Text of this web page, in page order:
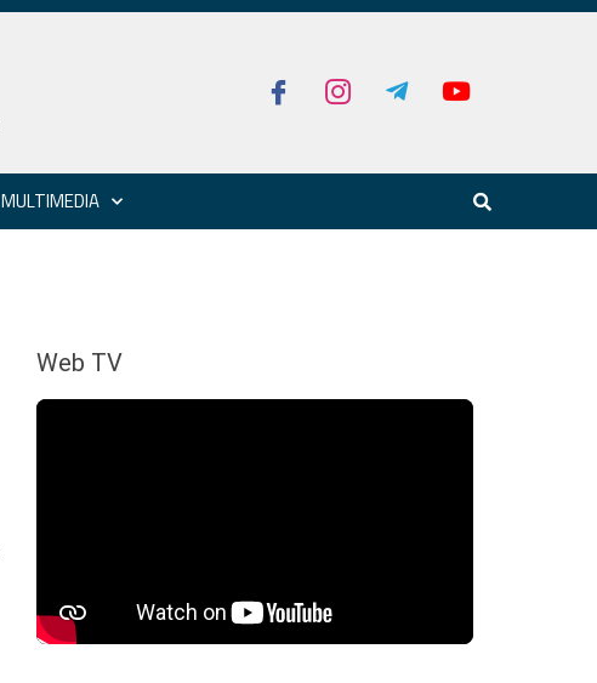
MULTIMEDIA
Web TV